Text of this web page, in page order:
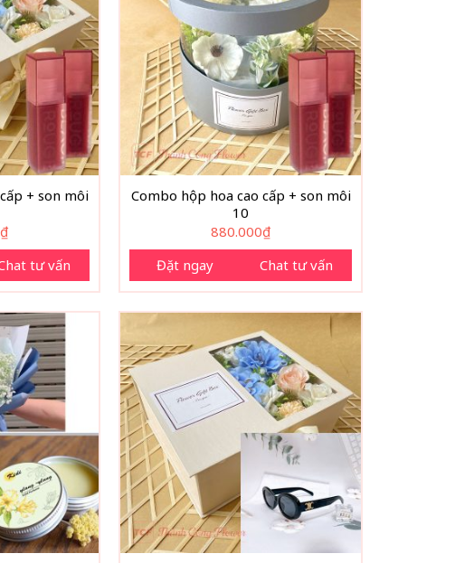
+ son môi
₫
tư vấn
Combo hộp hoa cao cấp + son môi
10
880.000₫
Đặt ngay
Chat tư vấn